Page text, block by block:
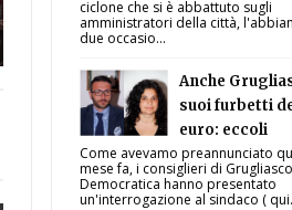
ciclone che si è abbattuto sugli
amministratori della città,
due occasio...
Anche
suoi furbetti
euro: eccoli
Come avevamo preannunciato
mese fa, i consiglieri di Grugliasco
Democratica hanno presentato
un'interrogazione al sindaco (